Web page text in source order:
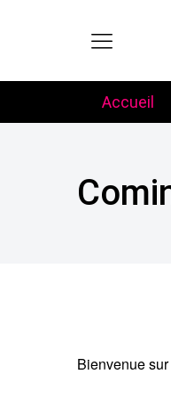
Accueil
Bienvenue